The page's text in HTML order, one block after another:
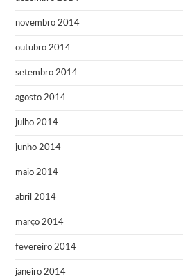
novembro 2014
outubro 2014
setembro 2014
agosto 2014
julho 2014
junho 2014
maio 2014
abril 2014
março 2014
fevereiro 2014
janeiro 2014